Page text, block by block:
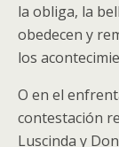
la obliga, la
obedecen y
los
O en el
contestación
Luscinda y